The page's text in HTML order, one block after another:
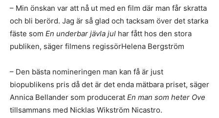
– Min önskan var att nå ut med en film där man får skratta
och bli berörd. Jag är så glad och tacksam över det starka
fäste som En underbar jävla jul har fått hos den stora
publiken, säger filmens regissörHelena Bergström
– Den bästa nomineringen man kan få är just
biopublikens pris då det är det enda mätbara priset, säger
Annica Bellander som producerat En man som heter Ove
tillsammans med Nicklas Wikström Nicastro.